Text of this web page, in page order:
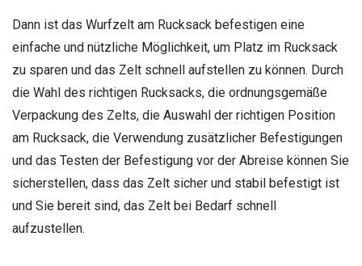
Dann ist das Wurfzelt am Rucksack befestigen eine
einfache und nützliche Möglichkeit, um Platz im Rucksack
zu sparen und das Zelt schnell aufstellen zu können. Durch
die Wahl des richtigen Rucksacks, die ordnungsgemäße
Verpackung des Zelts, die Auswahl der richtigen Position
am Rucksack, die Verwendung zusätzlicher Befestigungen
und das Testen der Befestigung vor der Abreise können Sie
sicherstellen, dass das Zelt sicher und stabil befestigt ist
und Sie bereit sind, das Zelt bei Bedarf schnell
aufzustellen.